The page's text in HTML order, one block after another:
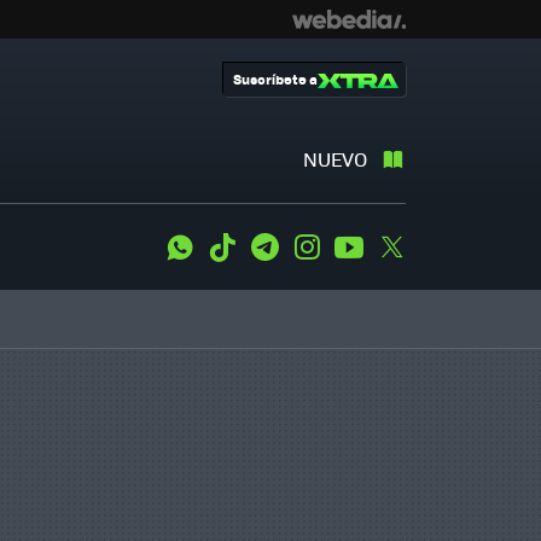
NUEVO
Suscríbete a
WhatsApp
Tiktok TelegramInstagramYoutube